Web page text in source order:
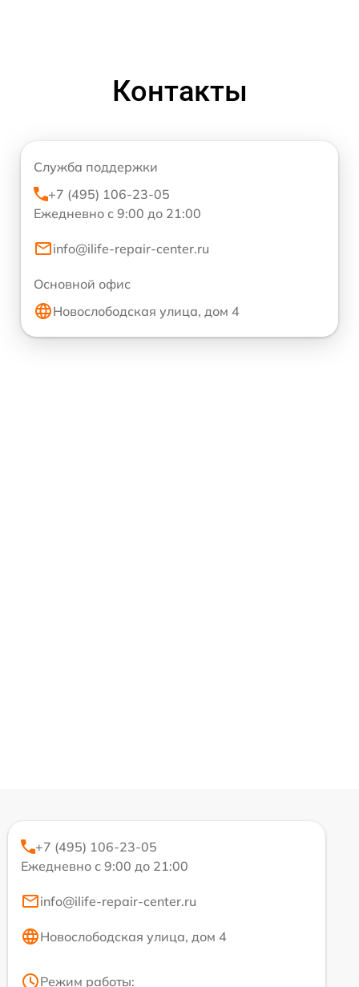
Контакты
Служба поддержки
+7 (495) 106-23-05
Ежедневно с 9:00 до 21:00
info@ilife-repair-center.ru
Основной офис
Новослободская улица, дом 4
+7 (495) 106-23-05
Ежедневно с 9:00 до 21:00
info@ilife-repair-center.ru
Новослободская улица, дом 4
Режим работы: